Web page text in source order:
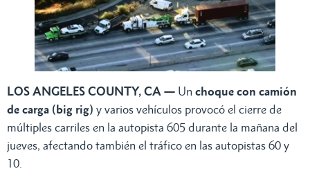
LOS ANGELES COUNTY, CA — Un choque con camión
de carga (big rig) y varios vehículos provocó el cierre de
múltiples carriles en la autopista 605 durante la mañana del
jueves, afectando también el tráfico en las autopistas 60 y
10.